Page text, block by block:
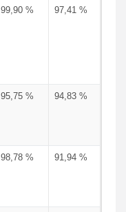
99,90 % 97,41 %
95,75 % 94,83 %
98,78 % 91,94 %